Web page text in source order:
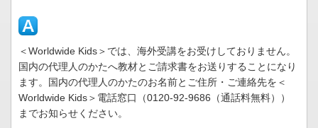
＜Worldwide Kids＞では、海外受講をお受けしておりません。
国内の代理人のかたへ教材とご請求書をお送りすることになり
ます。国内の代理人のかたのお名前とご住所・ご連絡先を＜
Worldwide Kids＞電話窓口（0120-92-9686（通話料無料））
までお知らせください。